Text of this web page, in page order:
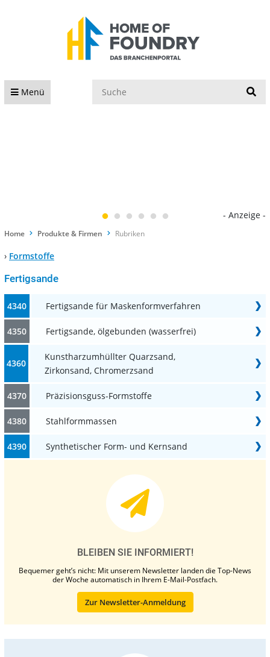
Menü
- Anzeige -
Home Produkte & Firmen Rubriken
› Formstoffe
Fertigsande
4340 Fertigsande für Maskenformverfahren
4350 Fertigsande, ölgebunden (wasserfrei)
4360
Kunstharzumhüllter Quarzsand,
Zirkonsand, Chromerzsand
4370 Präzisionsguss-Formstoffe
4380 Stahlformmassen
4390 Synthetischer Form- und Kernsand
BLEIBEN SIE INFORMIERT!
Bequemer geht’s nicht: Mit unserem Newsletter landen die Top-News
der Woche automatisch in Ihrem E-Mail-Postfach.
Zur Newsletter-Anmeldung